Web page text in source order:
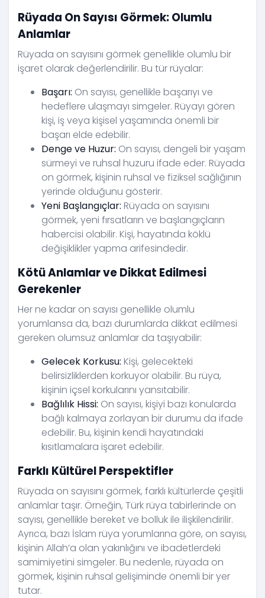
Rüyada On Sayısı Görmek: Olumlu
Anlamlar
Rüyada on sayısını görmek genellikle olumlu bir
işaret olarak değerlendirilir. Bu tür rüyalar:
Başarı: On sayısı, genellikle başarıyı ve
hedeflere ulaşmayı simgeler. Rüyayı gören
kişi, iş veya kişisel yaşamında önemli bir
başarı elde edebilir.
Denge ve Huzur: On sayısı, dengeli bir yaşam
sürmeyi ve ruhsal huzuru ifade eder. Rüyada
on görmek, kişinin ruhsal ve fiziksel sağlığının
yerinde olduğunu gösterir.
Yeni Başlangıçlar: Rüyada on sayısını
görmek, yeni fırsatların ve başlangıçların
habercisi olabilir. Kişi, hayatında köklü
değişiklikler yapma arifesindedir.
Kötü Anlamlar ve Dikkat Edilmesi
Gerekenler
Her ne kadar on sayısı genellikle olumlu
yorumlansa da, bazı durumlarda dikkat edilmesi
gereken olumsuz anlamlar da taşıyabilir:
Gelecek Korkusu: Kişi, gelecekteki
belirsizliklerden korkuyor olabilir. Bu rüya,
kişinin içsel korkularını yansıtabilir.
Bağlılık Hissi: On sayısı, kişiyi bazı konularda
bağlı kalmaya zorlayan bir durumu da ifade
edebilir. Bu, kişinin kendi hayatındaki
kısıtlamalara işaret edebilir.
Farklı Kültürel Perspektifler
Rüyada on sayısını görmek, farklı kültürlerde çeşitli
anlamlar taşır. Örneğin, Türk rüya tabirlerinde on
sayısı, genellikle bereket ve bolluk ile ilişkilendirilir.
Ayrıca, bazı İslam rüya yorumlarına göre, on sayısı,
kişinin Allah’a olan yakınlığını ve ibadetlerdeki
samimiyetini simgeler. Bu nedenle, rüyada on
görmek, kişinin ruhsal gelişiminde önemli bir yer
tutar.